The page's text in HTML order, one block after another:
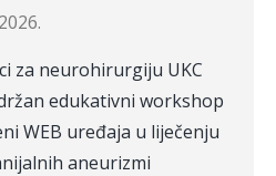
za neurohirurgiju UKC
edukativni workshop
WEB uređaja u liječenju
aneurizmi